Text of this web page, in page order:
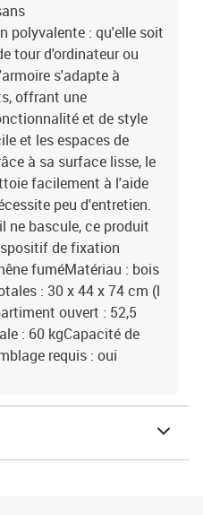
polyvalente : qu'elle soit
tour d'ordinateur ou
s'adapte à
offrant une
et de style
et les espaces de
à sa surface lisse, le
facilement à l'aide
peu d'entretien.
ne bascule, ce produit
de fixation
fuméMatériau : bois
: 30 x 44 x 74 cm (l
ouvert : 52,5
: 60 kgCapacité de
requis : oui